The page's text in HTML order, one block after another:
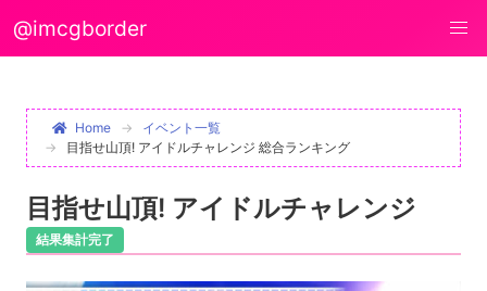
@imcgborder
Home
イベント一覧
目指せ山頂! アイドルチャレンジ 総合ランキング
目指せ山頂! アイドルチャレンジ
結果集計完了